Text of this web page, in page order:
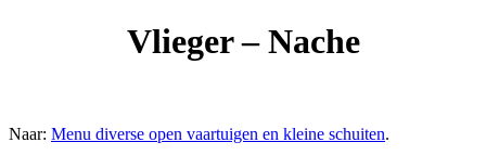
Vlieger – Nache
Naar: Menu diverse open vaartuigen en kleine schuiten.